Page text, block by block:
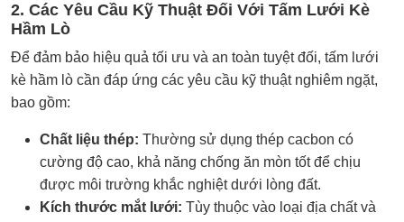
2. Các Yêu Cầu Kỹ Thuật Đối Với Tấm Lưới Kè
Hầm Lò
Để đảm bảo hiệu quả tối ưu và an toàn tuyệt đối, tấm lưới
kè hầm lò cần đáp ứng các yêu cầu kỹ thuật nghiêm ngặt,
bao gồm:
Chất liệu thép: Thường sử dụng thép cacbon có
cường độ cao, khả năng chống ăn mòn tốt để chịu
được môi trường khắc nghiệt dưới lòng đất.
Kích thước mắt lưới: Tùy thuộc vào loại địa chất và